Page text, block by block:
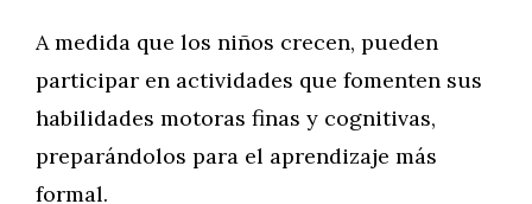
A medida que los niños crecen, pueden
participar en actividades que fomenten sus
habilidades motoras finas y cognitivas,
preparándolos para el aprendizaje más
formal.